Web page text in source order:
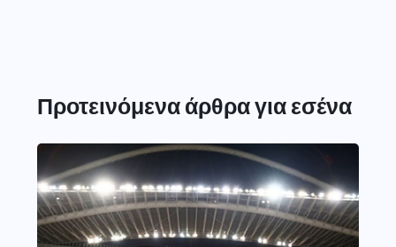
Προτεινόμενα άρθρα για εσένα